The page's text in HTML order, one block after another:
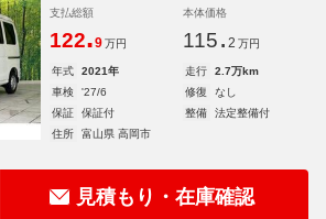
支払総額
122.9 万円
本体価格
115. 2 万円
年式 2021年 走行
2.7万km
車検
'27/6 修復
なし
保証
保証付 整備
法定整備付
住所
富山県 高岡市
見積もり・在庫確認